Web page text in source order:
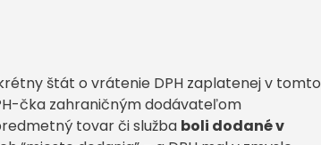
štát o vrátenie DPH zaplatenej v tomto
čka zahraničným dodávateľom
tovar či služba boli dodané v